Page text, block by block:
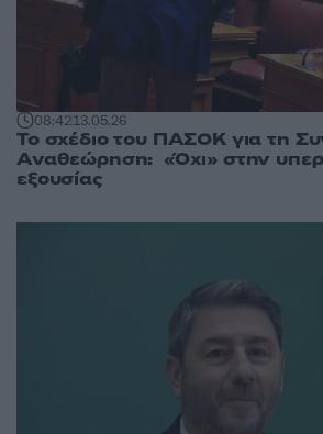
08:4213.05.26
Το σχέδιο του ΠΑΣΟΚ για τη
Αναθεώρηση: «Όχι» στην
εξουσίας